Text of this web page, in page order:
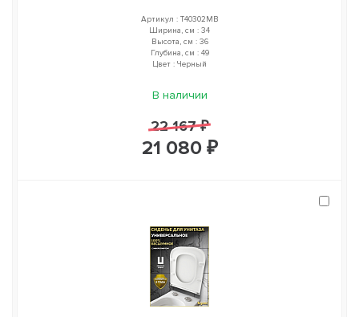
Артикул : T40302MB
Ширина, см : 34
Высота, см : 36
Глубина, см : 49
Цвет : Черный
В наличии
22 167 ₽
21 080 ₽